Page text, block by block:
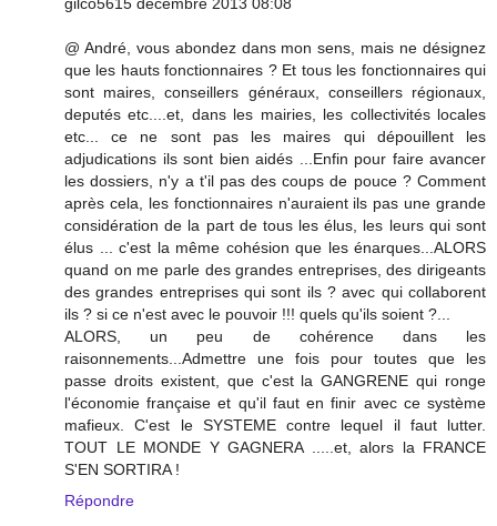
@ André, vous abondez dans mon sens, mais ne désignez
que les hauts fonctionnaires ? Et tous les fonctionnaires qui
sont maires, conseillers généraux, conseillers régionaux,
deputés etc....et, dans les mairies, les collectivités locales
etc... ce ne sont pas les maires qui dépouillent les
adjudications ils sont bien aidés ...Enfin pour faire avancer
les dossiers, n'y a t'il pas des coups de pouce ? Comment
après cela, les fonctionnaires n'auraient ils pas une grande
considération de la part de tous les élus, les leurs qui sont
élus ... c'est la même cohésion que les énarques...ALORS
quand on me parle des grandes entreprises, des dirigeants
des grandes entreprises qui sont ils ? avec qui collaborent
ils ? si ce n'est avec le pouvoir !!! quels qu'ils soient ?...
ALORS, un peu de cohérence dans les
raisonnements...Admettre une fois pour toutes que les
passe droits existent, que c'est la GANGRENE qui ronge
l'économie française et qu'il faut en finir avec ce système
mafieux. C'est le SYSTEME contre lequel il faut lutter.
TOUT LE MONDE Y GAGNERA .....et, alors la FRANCE
S'EN SORTIRA !
Répondre